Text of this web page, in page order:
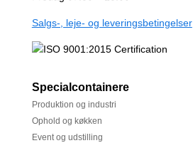
Salgs-, leje- og leveringsbetingelser
Specialcontainere
Produktion og industri
Ophold og køkken
Event og udstilling